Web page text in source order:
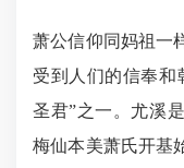
萧公信仰同妈祖一
受到人们的信奉和
圣君”之一。尤溪
梅仙本美萧氏开基